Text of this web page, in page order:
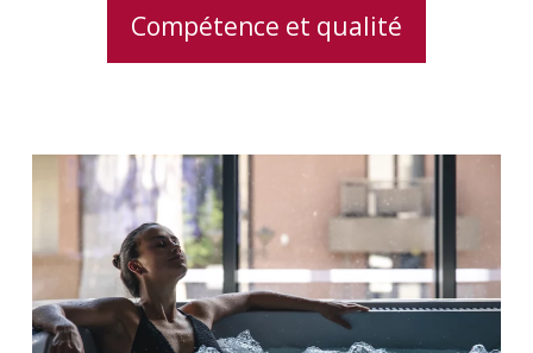
Compétence et qualité
Traitement
pour
spas
et
jacuzzis